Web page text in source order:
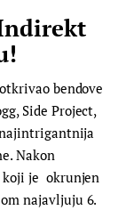
bendove
Side Project,
Nakon
koji je okrunjen
najavljuju 6.